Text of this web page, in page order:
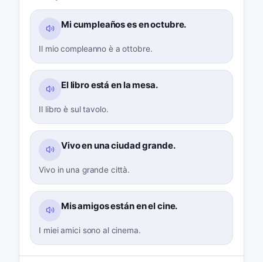
Mi cumpleaños es en octubre.
Il mio compleanno è a ottobre.
El libro está en la mesa.
Il libro è sul tavolo.
Vivo en una ciudad grande.
Vivo in una grande città.
Mis amigos están en el cine.
I miei amici sono al cinema.